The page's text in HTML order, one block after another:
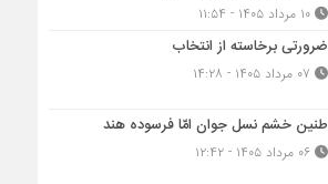
۱۰ مرداد ۱۴۰۵ - ۱۱:۵۴
ضرورتی برخاسته از انتخاب
طنین خشم نسل جوان امّا فرسوده هند
۰۶ مرداد ۱۴۰۵ - ۱۲:۴۲